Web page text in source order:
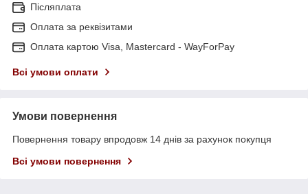
Післяплата
Оплата за реквізитами
Оплата картою Visa, Mastercard - WayForPay
Всі умови оплати
Умови повернення
Повернення товару впродовж 14 днів за рахунок покупця
Всі умови повернення